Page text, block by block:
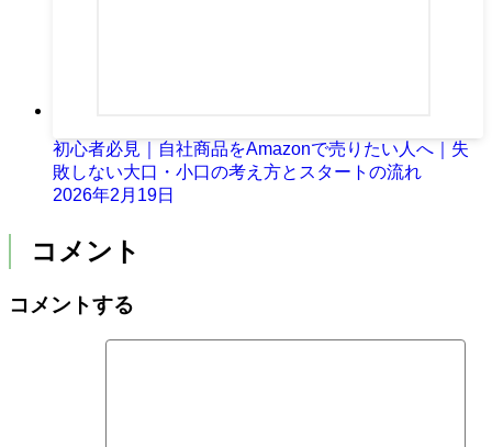
初心者必見｜自社商品をAmazonで売りたい人へ｜失
敗しない大口・小口の考え方とスタートの流れ
2026年2月19日
コメント
コメントする